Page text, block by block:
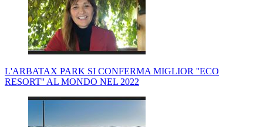
L'ARBATAX PARK SI CONFERMA MIGLIOR ''ECO
RESORT'' AL MONDO NEL 2022